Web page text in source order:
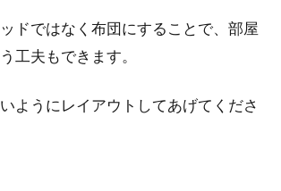
ドではなく布団にすることで、部屋
工夫もできます。
ようにレイアウトしてあげてくださ